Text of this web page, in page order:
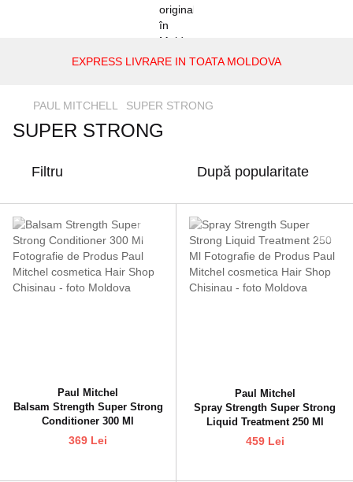
EXPRESS LIVRARE IN TOATA MOLDOVA
PAUL MITCHELL SUPER STRONG
SUPER STRONG
Filtru După popularitate
Paul Mitchel
Balsam Strength Super Strong
Conditioner 300 Ml
369 Lei
Paul Mitchel
Spray Strength Super Strong
Liquid Treatment 250 Ml
459 Lei